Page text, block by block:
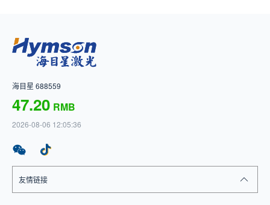
海目星 688559
47.20 RMB
2026-08-06 12:05:36
友情链接